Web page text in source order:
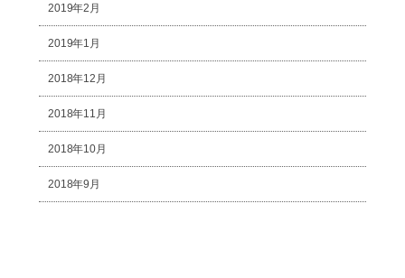
2019年2月
2019年1月
2018年12月
2018年11月
2018年10月
2018年9月